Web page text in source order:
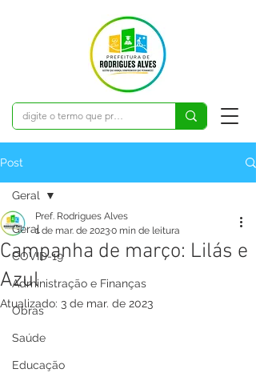
Post
Geral
COVID-19
Administração e Finanças
Obras
Saúde
Educação
Geral
Campanha de março: Lilás e
Azul
Pref. Rodrigues Alves
1 de mar. de 20230 min de leitura
Atualizado: 3 de mar. de 2023